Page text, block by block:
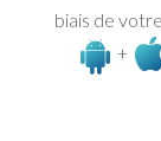
biais de
+